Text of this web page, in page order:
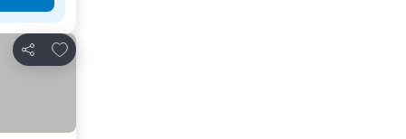
Del
Legg til i favoritter